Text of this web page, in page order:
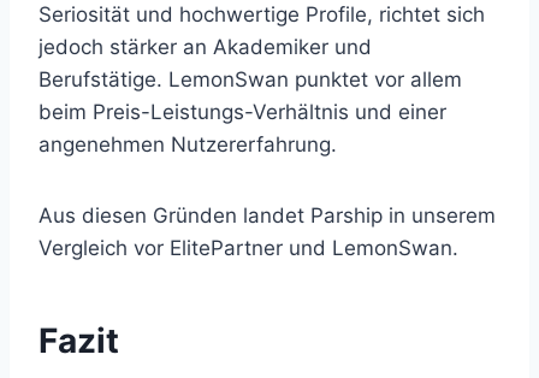
Seriosität und hochwertige Profile, richtet sich
jedoch stärker an Akademiker und
Berufstätige. LemonSwan punktet vor allem
beim Preis-Leistungs-Verhältnis und einer
angenehmen Nutzererfahrung.
Aus diesen Gründen landet Parship in unserem
Vergleich vor ElitePartner und LemonSwan.
Fazit